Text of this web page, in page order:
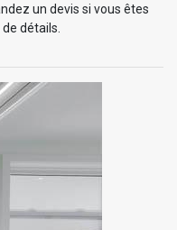
un devis si vous êtes
détails.